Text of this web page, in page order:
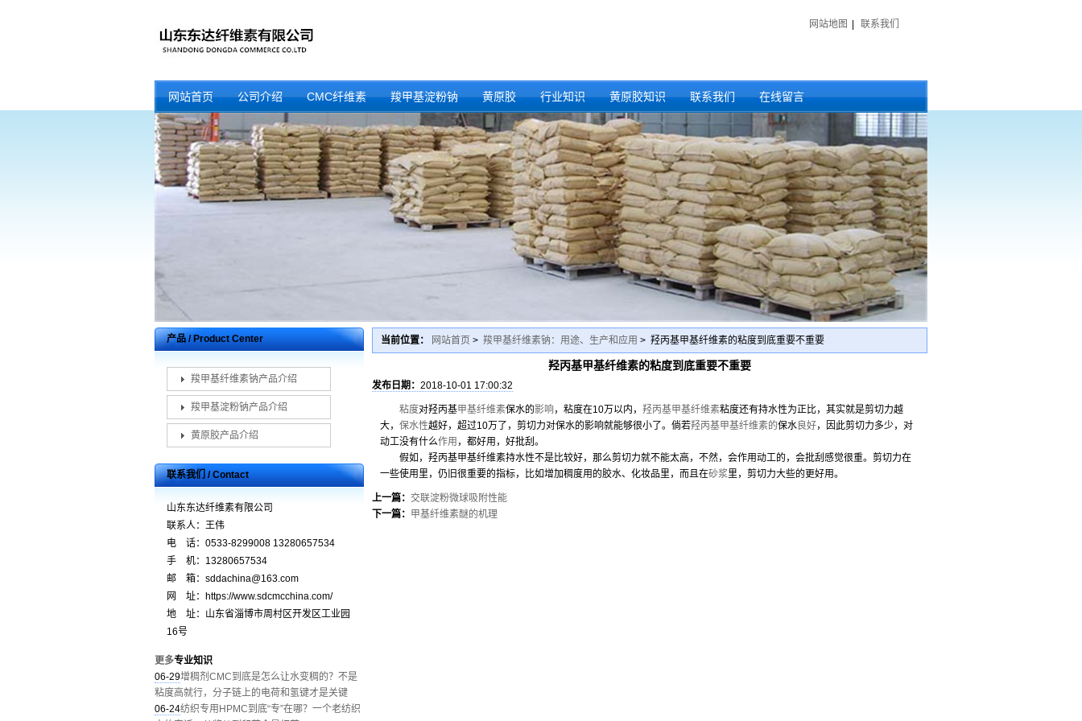
网站地图 联系我们
网站首页 公司介绍 CMC纤维素 羧甲基淀粉钠 黄原胶 行业知识 黄原胶知识 联系我们 在线留言
产品 / Product Center
羧甲基纤维素钠产品介绍
羧甲基淀粉钠产品介绍
黄原胶产品介绍
联系我们 / Contact
山东东达纤维素有限公司
联系人：王伟
电 话：0533-8299008 13280657534
手 机：13280657534
邮 箱：sddachina@163.com
网 址：https://www.sdcmcchina.com/
地 址：山东省淄博市周村区开发区工业园
16号
更多专业知识
06-29增稠剂CMC到底是怎么让水变稠的？不是
粘度高就行，分子链上的电荷和氢键才是关键
06-24纺织专用HPMC到底“专”在哪？一个老纺织
当前位置： 网站首页 > 羧甲基纤维素钠：用途、生产和应用 > 羟丙基甲基纤维素的粘度到底重要不重要
羟丙基甲基纤维素的粘度到底重要不重要
发布日期： 2018-10-01 17:00:32
粘度对羟丙基甲基纤维素保水的影响 ，粘度在10万以内， 羟丙基甲基纤维素粘度还有持水性为正比，其实就是剪切力越
大， 保水性越好，超过10万了，剪切力对保水的影响就能够很小了。倘若羟丙基甲基纤维素的保水 良好，因此剪切力多少，对
动工没有什么作用 ，都好用，好批刮。
假如，羟丙基甲基纤维素持水性不是比较好，那么剪切力就不能太高，不然，会作用动工的，会批刮感觉很重。剪切力在
一些使用里，仍旧很重要的指标，比如增加稠度用的胶水、化妆品里，而且在砂浆里，剪切力大些的更好用。
上一篇： 交联淀粉微球吸附性能
下一篇： 甲基纤维素醚的机理